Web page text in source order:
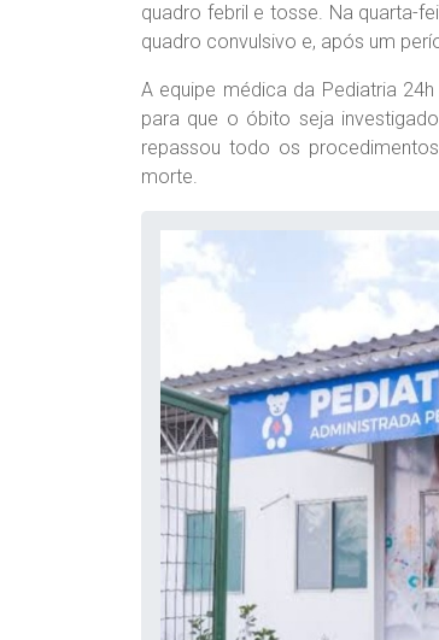
quadro febril e tosse. Na quarta-
quadro convulsivo e, após um
A equipe médica da Pediatria
para que o óbito seja
repassou todo os
morte.